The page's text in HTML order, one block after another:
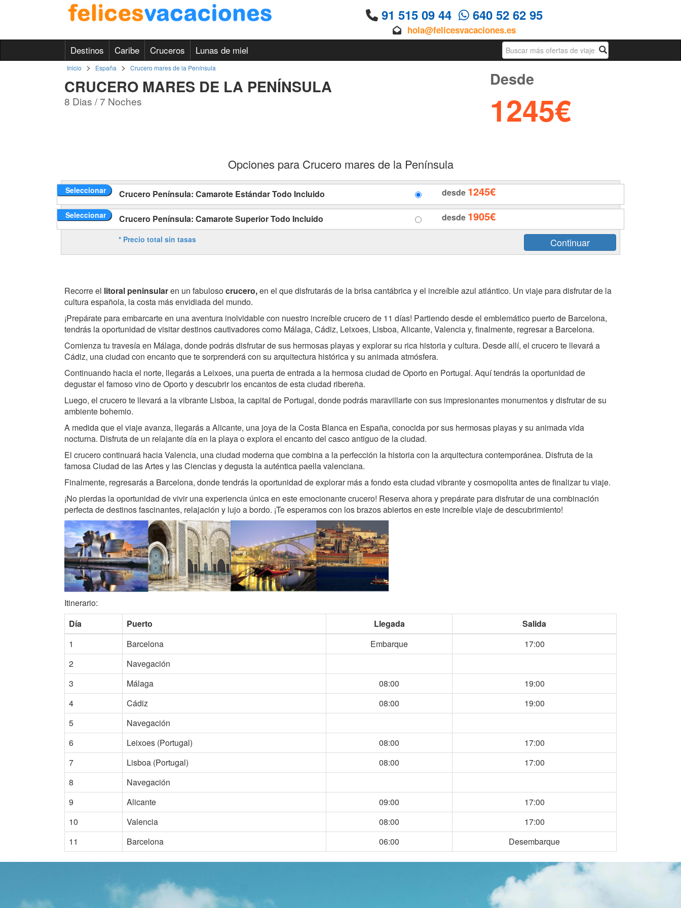
91 515 09 44 640 52 62 95
hola@felicesvacaciones.es
Destinos Caribe Cruceros Lunas de miel Busqueda
Inicio > España > Crucero mares de la Península
CRUCERO MARES DE LA PENÍNSULA
8 Dias / 7 Noches
Desde
1245€
Opciones para Crucero mares de la Península
Seleccionar Crucero Península: Camarote Estándar Todo Incluido desde 1245€
Seleccionar Crucero Península: Camarote Superior Todo Incluido desde 1905€
* Precio total sin tasas
Recorre el litoral peninsularen un fabulosocrucero,en el que disfrutarás de la brisa cantábrica y el increíble azul atlántico. Un viaje para disfrutar de la
cultura española, la costa más envidiada del mundo.
¡Prepárate para embarcarte en una aventura inolvidable con nuestro increíble crucero de 11 días! Partiendo desde el emblemático puerto de Barcelona,
tendrás la oportunidad de visitar destinos cautivadores como Málaga, Cádiz, Leixoes, Lisboa, Alicante, Valencia y, finalmente, regresar a Barcelona.
Comienza tu travesía en Málaga, donde podrás disfrutar de sus hermosas playas y explorar su rica historia y cultura. Desde allí, el crucero te llevará a
Cádiz, una ciudad con encanto que te sorprenderá con su arquitectura histórica y su animada atmósfera.
Continuando hacia el norte, llegarás a Leixoes, una puerta de entrada a la hermosa ciudad de Oporto en Portugal. Aquí tendrás la oportunidad de
degustar el famoso vino de Oporto y descubrir los encantos de esta ciudad ribereña.
Luego, el crucero te llevará a la vibrante Lisboa, la capital de Portugal, donde podrás maravillarte con sus impresionantes monumentos y disfrutar de su
ambiente bohemio.
A medida que el viaje avanza, llegarás a Alicante, una joya de la Costa Blanca en España, conocida por sus hermosas playas y su animada vida
nocturna. Disfruta de un relajante día en la playa o explora el encanto del casco antiguo de la ciudad.
El crucero continuará hacia Valencia, una ciudad moderna que combina a la perfección la historia con la arquitectura contemporánea. Disfruta de la
famosa Ciudad de las Artes y las Ciencias y degusta la auténtica paella valenciana.
Finalmente, regresarás a Barcelona, donde tendrás la oportunidad de explorar más a fondo esta ciudad vibrante y cosmopolita antes de finalizar tu viaje.
¡No pierdas la oportunidad de vivir una experiencia única en este emocionante crucero! Reserva ahora y prepárate para disfrutar de una combinación
perfecta de destinos fascinantes, relajación y lujo a bordo. ¡Te esperamos con los brazos abiertos en este increíble viaje de descubrimiento!
Itinerario:
Día
Puerto Llegada
Salida
1
Barcelona Embarque
17:00
2
Navegación
3
Málaga 08:00
19:00
4
Cádiz 08:00
19:00
5
Navegación
6
Leixoes (Portugal) 08:00
17:00
7
Lisboa (Portugal) 08:00
17:00
8
Navegación
9
Alicante 09:00
17:00
10
Valencia 08:00
17:00
11
Barcelona 06:00 Desembarque